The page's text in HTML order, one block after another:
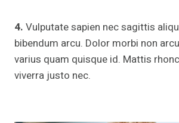
4. Vulputate sapien nec sagittis
bibendum arcu. Dolor morbi non
varius quam quisque id. Mattis
viverra justo nec.